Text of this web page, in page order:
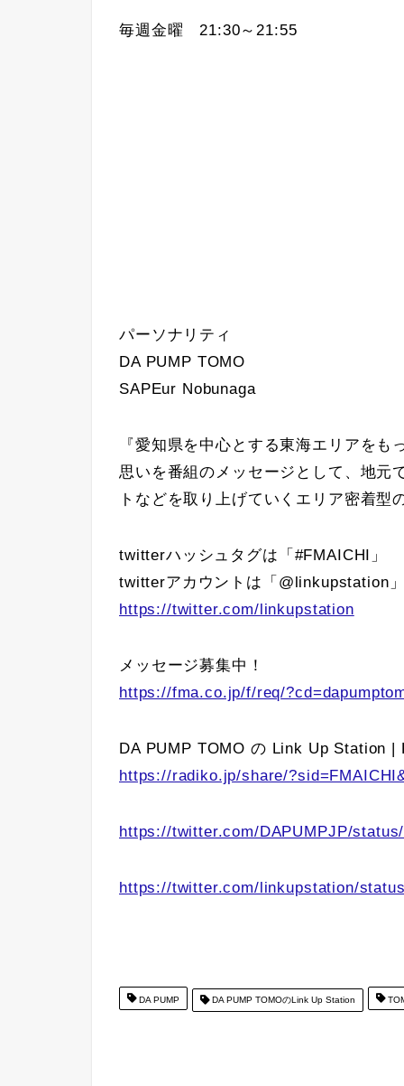
毎週金曜 21:30～21:55
パーソナリティ
DA PUMP TOMO
SAPEur Nobunaga
『愛知県を中心とする東海エリアをも
思いを番組のメッセージとして、地元
トなどを取り上げていくエリア密着型
twitterハッシュタグは「#FMAICHI」
twitterアカウントは「@linkupstation
https://twitter.com/linkupstation
メッセージ募集中！
https://fma.co.jp/f/req/
DA PUMP TOMO の Link Up Station
https://radiko.jp/share/
https://twitter.com/DAPUMPJP/
https://twitter.com/linkupstation/
DA PUMP DA PUMP TOMOのLink Up Station